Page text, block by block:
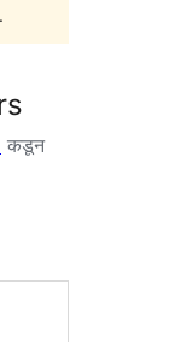
कडून